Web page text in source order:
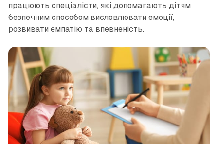
працюють спеціалісти, які допомагають дітям
безпечним способом висловлювати емоції,
розвивати емпатію та впевненість.